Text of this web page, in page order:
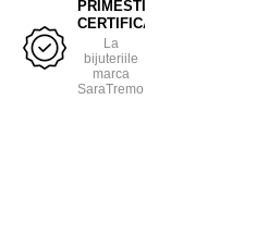
PRIMESTI
CERTIFICAT
La
bijuteriile
marca
SaraTremo.